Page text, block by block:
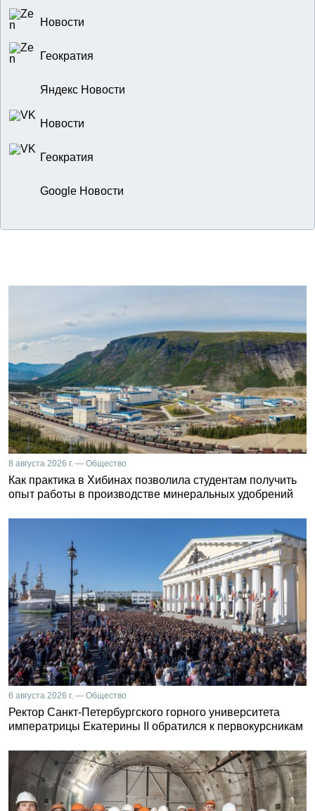
Новости
Геократия
Яндекс Новости
Новости
Геократия
Google Новости
8 августа 2026 г. — Общество
Как практика в Хибинах позволила студентам получить
опыт работы в производстве минеральных удобрений
6 августа 2026 г. — Общество
Ректор Санкт-Петербургского горного университета
императрицы Екатерины II обратился к первокурсникам